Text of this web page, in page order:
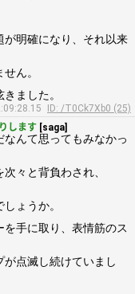
明確になり、それ以来
ん。
ました。
ID: /T0Ck7Xb0 (25)
します [saga]
んて思ってもみなかっ
々と背負わされ、
ょうか。
手に取り、表情筋のス
点滅し続けていまし